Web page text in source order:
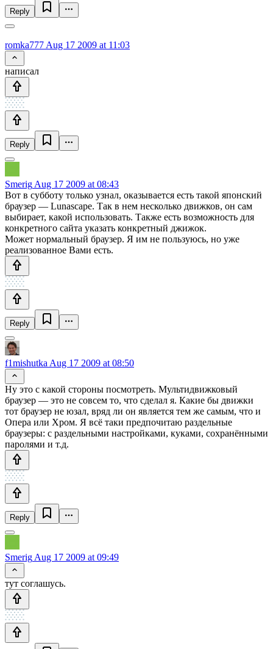
Reply
romka777 Aug 17 2009 at 11:03
написал
Reply
Smerig Aug 17 2009 at 08:43
Вот в субботу только узнал, оказывается есть такой японский
браузер — Lunascape. Так в нем несколько движков, он сам
выбирает, какой использовать. Также есть возможность для
конкретного сайта указать конкретный джижок.
Может нормальный браузер. Я им не пользуюсь, но уже
реализованное Вами есть.
Reply
f1mishutka Aug 17 2009 at 08:50
Ну это с какой стороны посмотреть. Мультидвижковый
браузер — это не совсем то, что сделал я. Какие бы движки
тот браузер не юзал, вряд ли он является тем же самым, что и
Опера или Хром. Я всё таки предпочитаю раздельные
браузеры: с раздельными настройками, куками, сохранёнными
паролями и т.д.
Reply
Smerig Aug 17 2009 at 09:49
тут соглашусь.